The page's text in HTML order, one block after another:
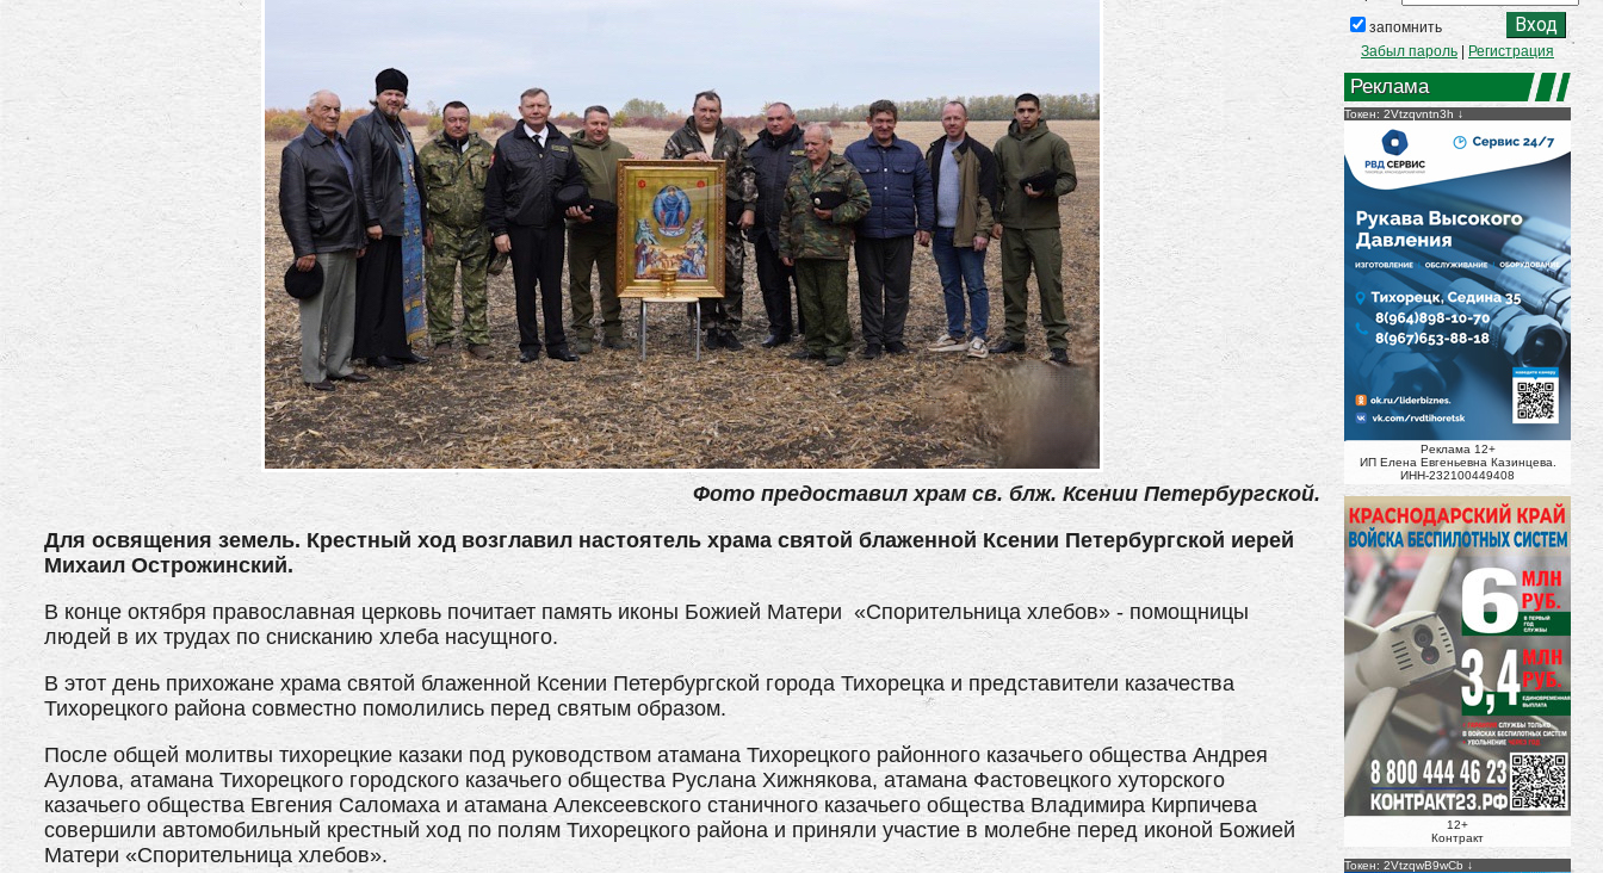
Фото предоставил храм св. блж. Ксении Петербургской.
Для освящения земель. Крестный ход возглавил настоятель храма святой блаженной Ксении Петербургской иерей
Михаил Острожинский.
В конце октября православная церковь почитает память иконы Божией Матери «Спорительница хлебов» - помощницы
людей в их трудах по снисканию хлеба насущного.
В этот день прихожане храма святой блаженной Ксении Петербургской города Тихорецка и представители казачества
Тихорецкого района совместно помолились перед святым образом.
После общей молитвы тихорецкие казаки под руководством атамана Тихорецкого районного казачьего общества Андрея
Аулова, атамана Тихорецкого городского казачьего общества Руслана Хижнякова, атамана Фастовецкого хуторского
казачьего общества Евгения Саломаха и атамана Алексеевского станичного казачьего общества Владимира Кирпичева
совершили автомобильный крестный ход по полям Тихорецкого района и приняли участие в молебне перед иконой Божией
Матери «Спорительница хлебов».
запомнить
Забыл пароль
Регистрация
Реклама
Токен: 2Vtzqvntn3h
Реклама 12+
ИП Елена Евгеньевна Казинцева.
ИНН-232100449408
12+
Контракт
Токен: 2VtzqwB9wCb